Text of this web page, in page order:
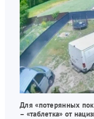
Для «потерянных
– «таблетка» от